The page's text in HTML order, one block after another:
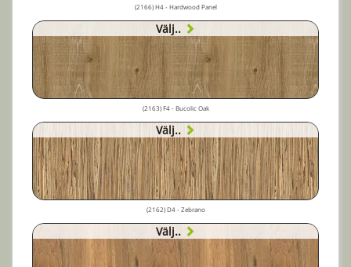
(2166) H4 - Hardwood Panel
Välj..
(2163) F4 - Bucolic Oak
Välj..
(2162) D4 - Zebrano
Välj..